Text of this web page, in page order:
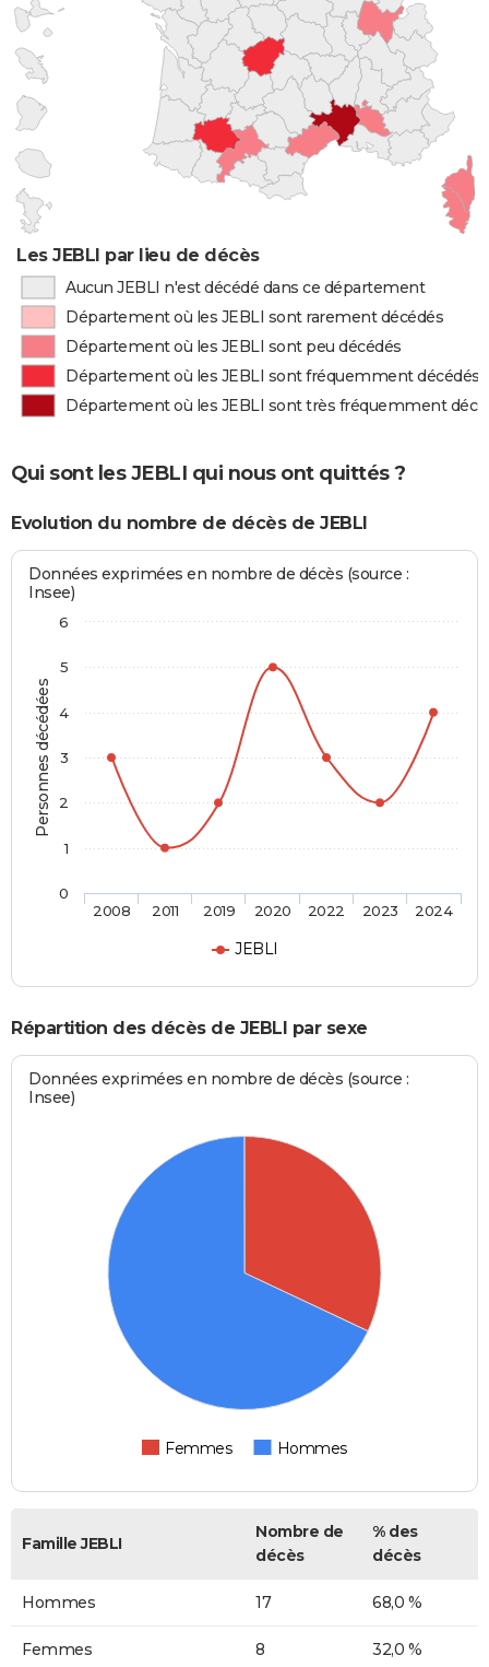
Les JEBLI par lieu de décès
Aucun JEBLI n'est décédé dans ce département
Département où les JEBLI sont rarement décédés
Département où les JEBLI sont peu décédés
Département où les JEBLI sont fréquemment décédés
Département où les JEBLI sont très fréquemment
Qui sont les JEBLI qui nous ont quittés ?
Evolution du nombre de décès de JEBLI
Personnes décédées
Données exprimées en nombre de décès (source :
Insee)
JEBLI
2008 2011 2019 2020 2022 2023 2024
0
1
2
3
4
5
6
Répartition des décès de JEBLI par sexe
Données exprimées en nombre de décès (source :
Insee)
Femmes Hommes
Famille JEBLI
Nombre de
décès
% des
décès
Hommes 17 68,0 %
Femmes 8 32,0 %